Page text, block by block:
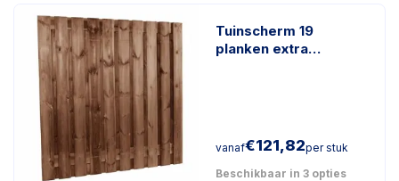
Tuinscherm 19
planken extra
vanaf€121,82per stuk
Beschikbaar in 3 opties